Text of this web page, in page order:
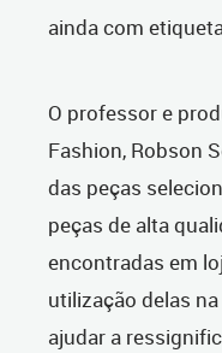
ainda com
O professor e
Fashion, Robson
das peças
peças de alta
encontradas em
utilização delas
ajudar a